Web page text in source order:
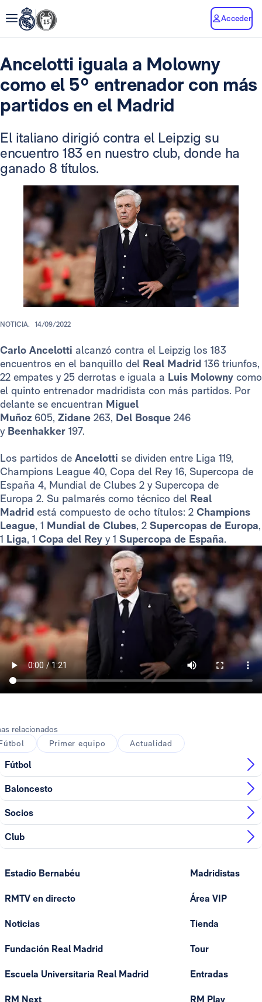
Acceder
Ancelotti iguala a Molowny
como el 5º entrenador con más
partidos en el Madrid
El italiano dirigió contra el Leipzig su
encuentro 183 en nuestro club, donde ha
ganado 8 títulos.
NOTICIA. 14/09/2022
Carlo Ancelotti alcanzó contra el Leipzig los 183
encuentros en el banquillo del Real Madrid 136 triunfos,
22 empates y 25 derrotas e iguala a Luis Molowny como
el quinto entrenador madridista con más partidos. Por
delante se encuentran Miguel
Muñoz 605, Zidane 263, Del Bosque 246
y Beenhakker 197.
Los partidos de Ancelotti se dividen entre Liga 119,
Champions League 40, Copa del Rey 16, Supercopa de
España 4, Mundial de Clubes 2 y Supercopa de
Europa 2. Su palmarés como técnico del Real
Madrid está compuesto de ocho títulos: 2 Champions
League, 1 Mundial de Clubes, 2 Supercopas de Europa,
1 Liga, 1 Copa del Rey y 1 Supercopa de España.
relacionados
Primer equipo Actualidad
Fútbol
Baloncesto
Socios
Club
Estadio Bernabéu
RMTV en directo
Noticias
Fundación Real Madrid
Escuela Universitaria Real Madrid
RM Next
Madridistas
Área VIP
Tienda
Tour
Entradas
RM Play